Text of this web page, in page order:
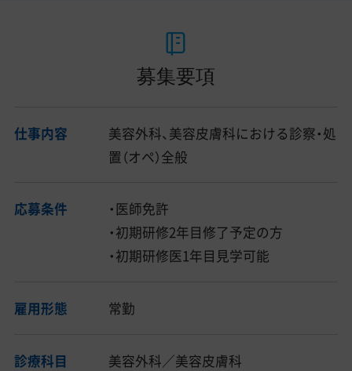
募集要項
仕事内容
美容外科、美容皮膚科における診察・処
置（オペ）全般
応募条件
・医師免許
・初期研修2年目修了予定の方
・初期研修医1年目見学可能
雇用形態 常勤
診療科目 美容外科／美容皮膚科